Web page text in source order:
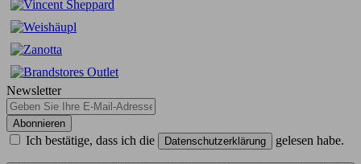
Newsletter
Abonnieren
Ich bestätige, dass ich die Datenschutzerklärung gelesen habe.